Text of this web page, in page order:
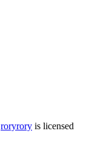
roryrory is licensed